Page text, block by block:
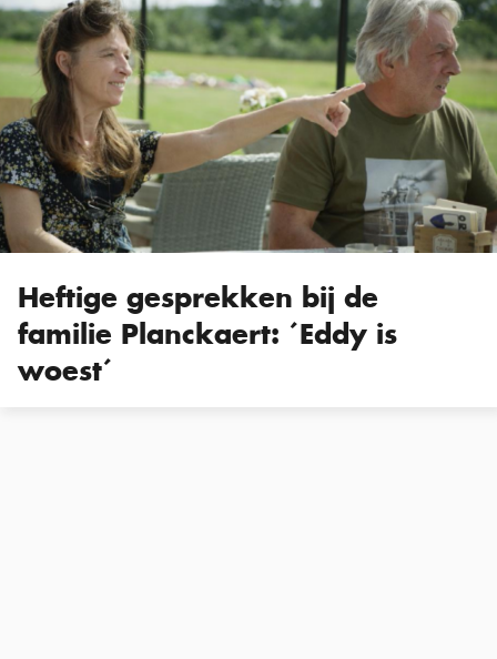
Heftige gesprekken bij de
familie Planckaert: ´Eddy is
woest´